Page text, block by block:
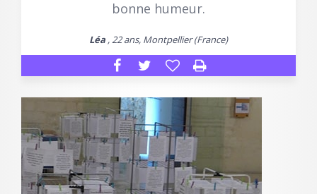
bonne humeur.
Léa , 22 ans, Montpellier (France)